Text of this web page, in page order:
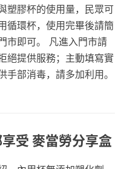
塑膠杯的使用量，民眾可
循環杯，使用完畢後請簡
市即可。 凡進入門市請
絕提供服務；主動填寫實
部消毒，請多加利用。
受 麥當勞分享盒